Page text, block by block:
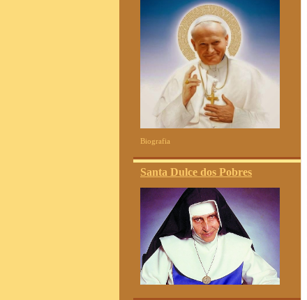
Biografia
Santa Dulce dos Pobres